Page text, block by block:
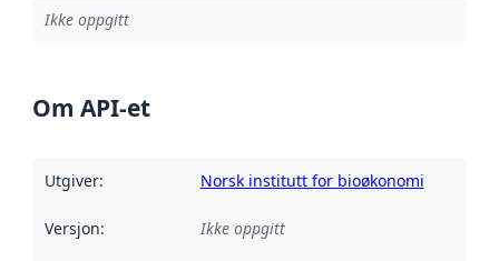
Ikke oppgitt
Om API-et
Utgiver: Norsk institutt for bioøkonomi
Versjon: Ikke oppgitt